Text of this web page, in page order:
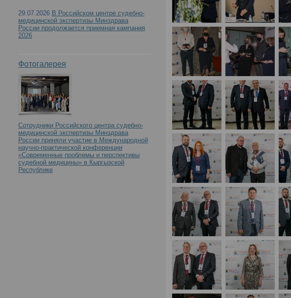
29.07.2026 В Российском центре судебно-
медицинской экспертизы Минздрава
России продолжается приемная кампания
2026
Фотогалерея
Сотрудники Российского центра судебно-
медицинской экспертизы Минздрава
России приняли участие в Международной
научно-практической конференции
«Современные проблемы и перспективы
судебной медицины» в Кыргызской
Республике